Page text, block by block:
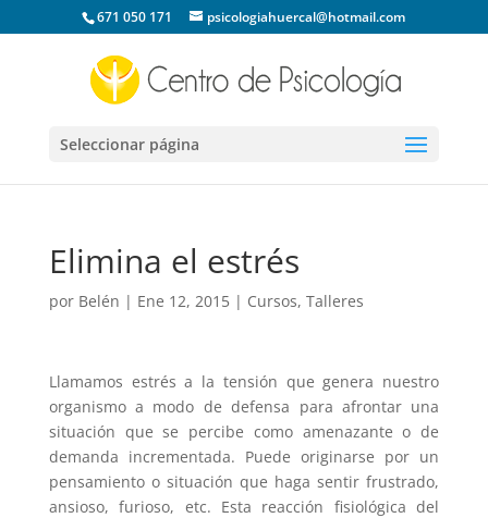
671 050 171 psicologiahuercal@hotmail.com
Seleccionar página
Elimina el estrés
por Belén | Ene 12, 2015| Cursos, Talleres
Llamamos estrés a la tensión que genera nuestro
organismo a modo de defensa para afrontar una
situación que se percibe como amenazante o de
demanda incrementada. Puede originarse por un
pensamiento o situación que haga sentir frustrado,
ansioso, furioso, etc. Esta reacción fisiológica del